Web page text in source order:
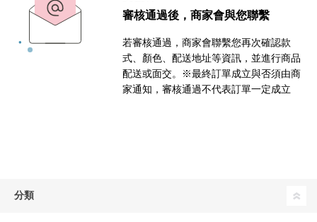
審核通過後，商家會與您聯繫
若審核通過，商家會聯繫您再次確認款
式、顏色、配送地址等資訊，並進行商品
配送或面交。※最終訂單成立與否須由商
家通知，審核通過不代表訂單一定成立
分類